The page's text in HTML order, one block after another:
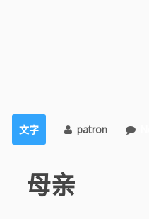
文字 patron
母亲